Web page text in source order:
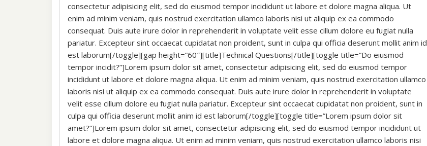
consectetur adipisicing elit, sed do eiusmod tempor incididunt ut labore et dolore magna aliqua. Ut
enim ad minim veniam, quis nostrud exercitation ullamco laboris nisi ut aliquip ex ea commodo
consequat. Duis aute irure dolor in reprehenderit in voluptate velit esse cillum dolore eu fugiat nulla
pariatur. Excepteur sint occaecat cupidatat non proident, sunt in culpa qui officia deserunt mollit anim id
est laborum[/toggle][gap height=”60″][title]Technical Questions[/title][toggle title=”Do eiusmod
tempor incidit?”]Lorem ipsum dolor sit amet, consectetur adipisicing elit, sed do eiusmod tempor
incididunt ut labore et dolore magna aliqua. Ut enim ad minim veniam, quis nostrud exercitation ullamco
laboris nisi ut aliquip ex ea commodo consequat. Duis aute irure dolor in reprehenderit in voluptate
velit esse cillum dolore eu fugiat nulla pariatur. Excepteur sint occaecat cupidatat non proident, sunt in
culpa qui officia deserunt mollit anim id est laborum[/toggle][toggle title=”Lorem ipsum dolor sit
amet?”]Lorem ipsum dolor sit amet, consectetur adipisicing elit, sed do eiusmod tempor incididunt ut
labore et dolore magna aliqua. Ut enim ad minim veniam, quis nostrud exercitation ullamco laboris nisi